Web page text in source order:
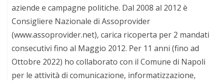
aziende e campagne politiche. Dal 2008 al 2012 è
Consigliere Nazionale di Assoprovider
(www.assoprovider.net), carica ricoperta per 2 mandati
consecutivi fino al Maggio 2012. Per 11 anni (fino ad
Ottobre 2022) ho collaborato con il Comune di Napoli
per le attività di comunicazione, informatizzazione,